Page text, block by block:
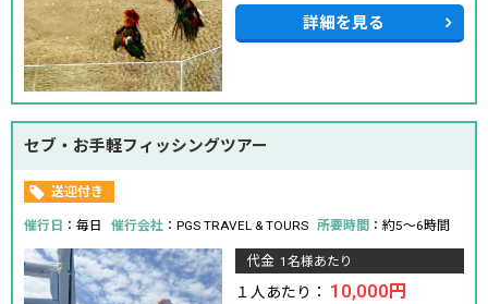
詳細を見る
セブ・お手軽フィッシングツアー
送迎付き
催行日 ：毎日 催行会社 ：PGS TRAVEL & TOURS 所要時間 ：約5～6時間
代金 1名様あたり
１人あたり： 10,000円